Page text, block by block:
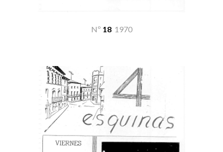
Nº 181970